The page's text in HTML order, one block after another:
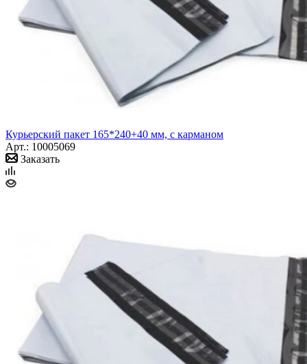
Курьерский пакет 165*240+40 мм, с карманом
Арт.: 10005069
Заказать